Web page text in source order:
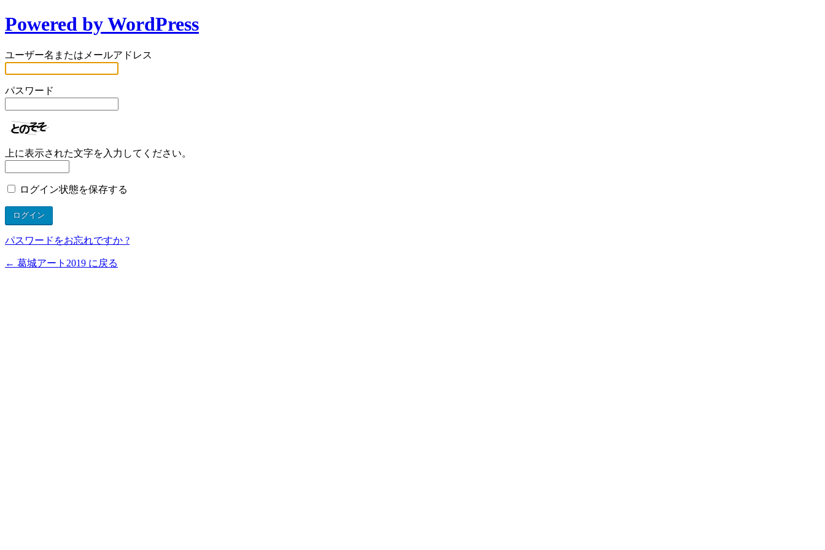
Powered by WordPress
ユーザー名またはメールアドレス
パスワード
上に表示された文字を入力してください。
ログイン状態を保存する
パスワードをお忘れですか ?
← 葛城アート2019 に戻る